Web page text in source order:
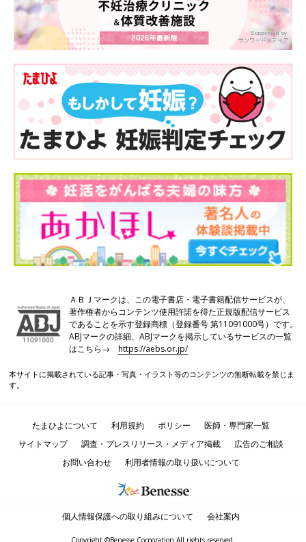
ＡＢＪマークは、この電子書店・電子書籍配信サービスが、
著作権者からコンテンツ使用許諾を得た正規版配信サービス
であることを示す登録商標（登録番号 第11091000号）です。
ABJマークの詳細、ABJマークを掲示しているサービスの一覧
はこちら→https://aebs.or.jp/
本サイトに掲載されている記事・写真・イラスト等のコンテンツの無断転載を禁じま
す。
たまひよについて 利用規約 ポリシー
医師・専門家一覧
サイトマップ
調査・プレスリリース・メディア掲載
広告のご相談
お問い合わせ
利用者情報の取り扱いについて
個人情報保護への取り組みについて 会社案内